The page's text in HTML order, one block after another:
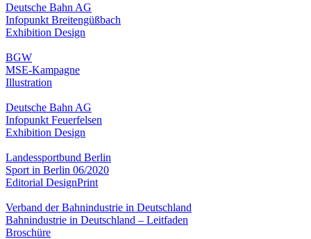
Deutsche Bahn AG
Infopunkt Breitengüßbach
Exhibition Design
BGW
MSE-Kampagne
Illustration
Deutsche Bahn AG
Infopunkt Feuerfelsen
Exhibition Design
Landessportbund Berlin
Sport in Berlin 06/2020
Editorial DesignPrint
Verband der Bahnindustrie in Deutschland
Bahnindustrie in Deutschland – Leitfaden
Broschüre